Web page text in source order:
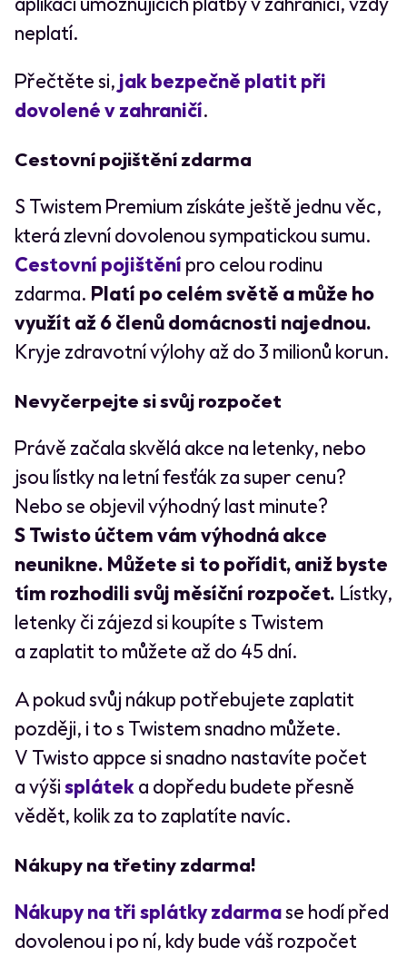
neplatí.
Přečtěte si, jak bezpečně platit při
dovolené v zahraničí.
Cestovní pojištění zdarma
S Twistem Premium získáte ještě jednu věc,
která zlevní dovolenou sympatickou sumu.
Cestovní pojištění pro celou rodinu
zdarma. Platí po celém světě a může ho
využít až 6 členů domácnosti najednou.
Kryje zdravotní výlohy až do 3 milionů korun.
Nevyčerpejte si svůj rozpočet
Právě začala skvělá akce na letenky, nebo
jsou lístky na letní fesťák za super cenu?
Nebo se objevil výhodný last minute?
S Twisto účtem vám výhodná akce
neunikne. Můžete si to pořídit, aniž byste
tím rozhodili svůj měsíční rozpočet. Lístky,
letenky či zájezd si koupíte s Twistem
a zaplatit to můžete až do 45 dní.
A pokud svůj nákup potřebujete zaplatit
později, i to s Twistem snadno můžete.
V Twisto appce si snadno nastavíte počet
a výšispláteka dopředu budete přesně
vědět, kolik za to zaplatíte navíc.
Nákupy na třetiny zdarma!
Nákupy na tři splátky zdarmase hodí před
dovolenou i po ní, kdy bude váš rozpočet